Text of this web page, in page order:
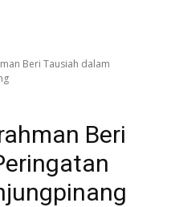
Beri Tausiah dalam
Beri